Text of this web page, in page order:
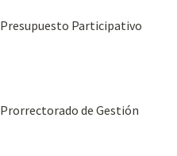
Presupuesto Participativo
Prorrectorado de Gestión